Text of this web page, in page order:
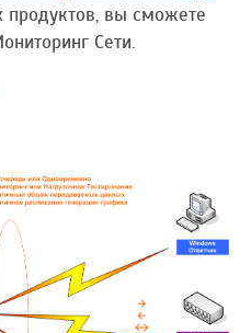
продуктов, вы сможете
Сети.